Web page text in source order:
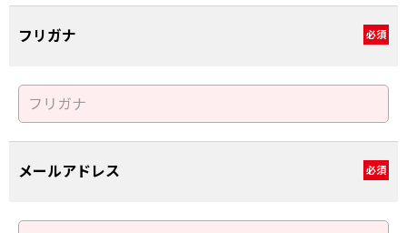
フリガナ 必須
メールアドレス 必須